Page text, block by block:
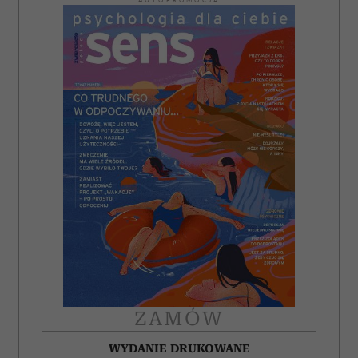
i reklam, aby oferować funkcje społecznościowe i
analizować ruch w naszej witrynie. Informacje o tym, jak
korzystasz z naszej witryny, udostępniamy partnerom
społecznościowym, reklamowym i analitycznym.
Partnerzy mogą połączyć te informacje z innymi danymi
otrzymanymi od Ciebie lub uzyskanymi podczas
korzystania z ich usług.
ZAMÓW
WYDANIE DRUKOWANE